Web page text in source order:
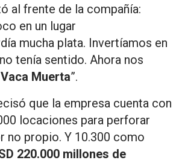
al frente de la compañía:
en un lugar
mucha plata. Invertíamos en
tenía sentido. Ahora nos
Vaca Muerta”.
que la empresa cuenta con
locaciones para perforar
no propio. Y 10.300 como
220.000 millones de